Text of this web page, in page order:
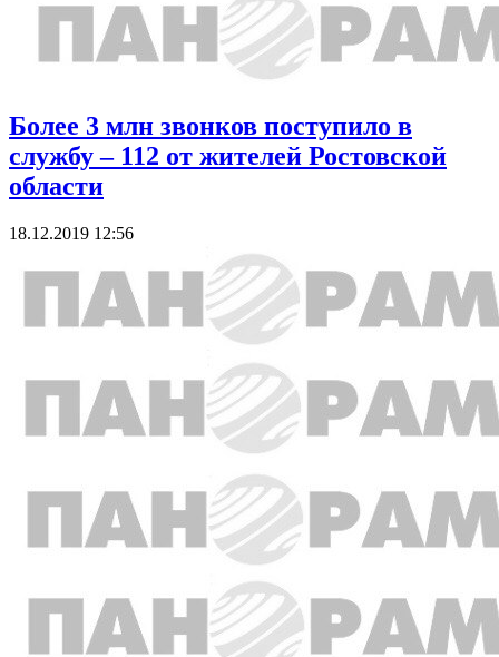
Более 3 млн звонков поступило в
службу – 112 от жителей Ростовской
области
18.12.2019 12:56